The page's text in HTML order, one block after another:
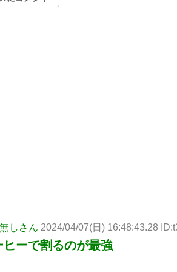
しさん 2024/04/07(日) 16:48:43.28
ヒーで割るのが最強